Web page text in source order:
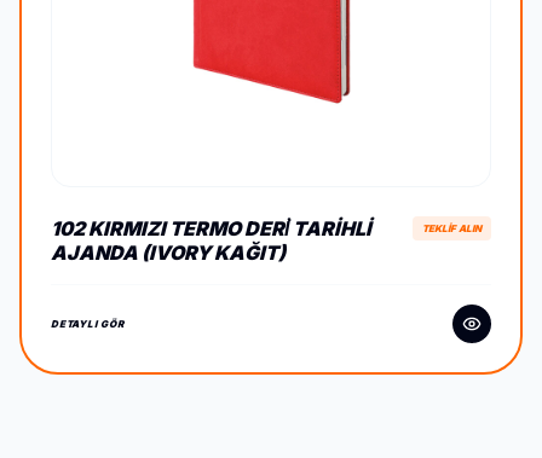
102 KIRMIZI TERMO DERİ TARIHLI
AJANDA (IVORY KAĞIT)
TEKLİF ALIN
DETAYLI GÖR